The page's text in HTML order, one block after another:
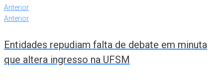
Anterior
Anterior
Entidades repudiam falta de debate em minuta
que altera ingresso na UFSM